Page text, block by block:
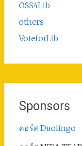
OSS4Lib
others
VoteforLib
Sponsors
คอร์ส Duolingo